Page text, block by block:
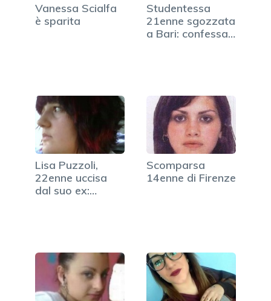
Vanessa Scialfa
è sparita
Studentessa
21enne sgozzata
a Bari: confessa il
Lisa Puzzoli,
22enne uccisa
dal suo ex:
Scomparsa
14enne di Firenze